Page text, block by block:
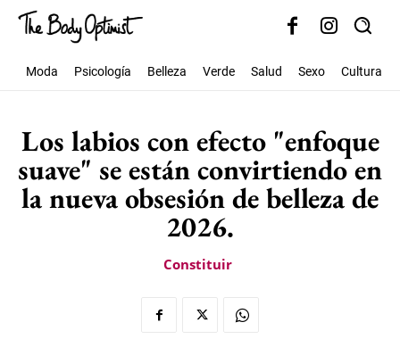
Moda Psicología Belleza Verde Salud Sexo Cultura
Los labios con efecto "enfoque
suave" se están convirtiendo en
la nueva obsesión de belleza de
2026.
Constituir